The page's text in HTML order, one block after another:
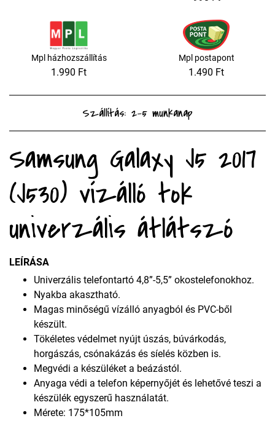
Mpl házhozszállítás
1.990 Ft
Mpl postapont
1.490 Ft
Szállítás: 2-5 munkanap
Samsung Galaxy J5 2017
(J530) vízálló tok
univerzális átlátszó
LEÍRÁSA
Univerzális telefontartó 4,8”-5,5” okostelefonokhoz.
Nyakba akasztható.
Magas minőségű vízálló anyagból és PVC-ből
készült.
Tökéletes védelmet nyújt úszás, búvárkodás,
horgászás, csónakázás és síelés közben is.
Megvédi a készüléket a beázástól.
Anyaga védi a telefon képernyőjét és lehetővé teszi a
készülék egyszerű használatát.
Mérete: 175*105mm